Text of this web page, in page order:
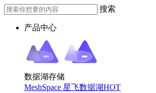
搜索
产品中心
数据湖存储
MeshSpace 星飞数据湖HOT